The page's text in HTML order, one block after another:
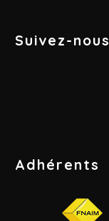
Suivez-nous
Adhérents